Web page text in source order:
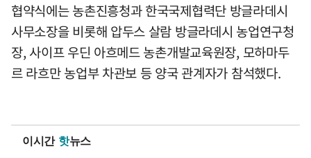
협약식에는 농촌진흥청과 한국국제협력단 방글라데시
사무소장을 비롯해 압두스 살람 방글라데시 농업연구청
장, 사이프 우딘 아흐메드 농촌개발교육원장, 모하마두
르 라흐만 농업부 차관보 등 양국 관계자가 참석했다.
이시간 핫뉴스